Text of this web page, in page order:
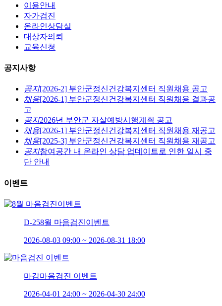
이용안내
자가검진
온라인상담실
대상자의뢰
교육신청
공지사항
공지[2026-2] 부안군정신건강복지센터 직원채용 공고
채용[2026-1] 부안군정신건강복지센터 직원채용 결과공
고
공지2026년 부안군 자살예방시행계획 공고
채용[2026-1] 부안군정신건강복지센터 직원채용 재공고
채용[2025-3] 부안군정신건강복지센터 직원채용 재공고
공지참여공간 내 온라인 상담 업데이트로 인한 일시 중
단 안내
이벤트
D-258월 마음검진이벤트
2026-08-03 09:00 ~ 2026-08-31 18:00
마감마음검진 이벤트
2026-04-01 24:00 ~ 2026-04-30 24:00